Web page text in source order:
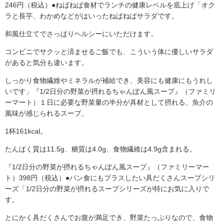
246円（税込）●ねばねば食材でランチの健康レベルを底上げ「オク
ラと長芋、わかめなどがはいったねばねばサラダです。
和風仕立てでさっぱりヘルシーにいただけます。
コンビニでサクッと済ませるご飯でも、こういう体に優しいサラダ
があると気分も違います。
しっかり食物繊維やミネラルが補給でき、美容にも健康にもうれし
いです」『1/2日分の野菜が摂れるちゃんぽん風スープ』（ファミリ
ーマート）１日に必要な野菜量の半分が具材として摂れる、魚介の
風味が感じられるスープ。
1杯161kcal。
たんぱく質は11.5g、糖質は4.0g、食物繊維は4.9g含まれる。
『1/2日分の野菜が摂れるちゃんぽん風スープ』（ファミリーマー
ト）398円（税込）●パン食にもプラスしたい具だくさんスープシリ
ーズ「1/2日分の野菜が摂れるスープシリーズが特にお気に入りで
す。
とにかく具だくさんでお腹が満足でき、野菜たっぷりなので、食物